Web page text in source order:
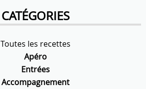
CATÉGORIES
Toutes les recettes
Apéro
Entrées
Accompagnement